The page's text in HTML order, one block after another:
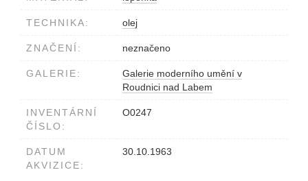
TECHNIKA: olej
ZNAČENÍ: neznačeno
GALERIE:
Galerie moderního umění v
Roudnici nad Labem
INVENTÁRNÍ
ČÍSLO:
O0247
DATUM
AKVIZICE:
30.10.1963